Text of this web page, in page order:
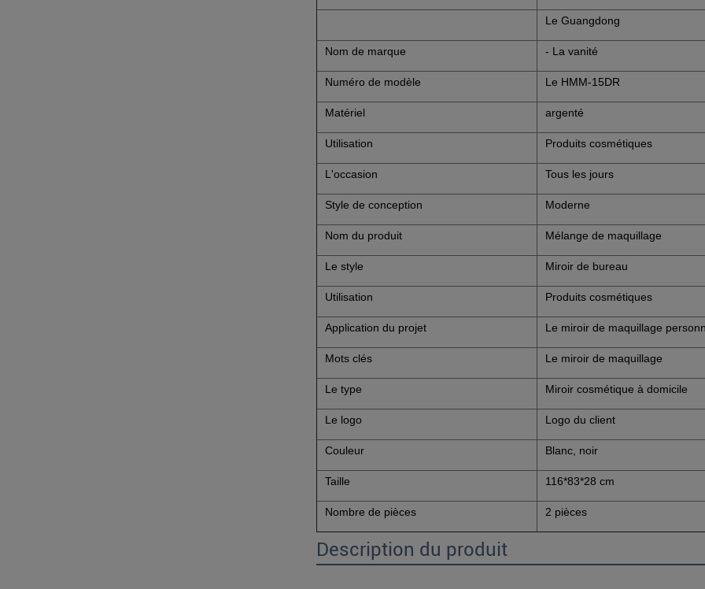
Le Guangdong
Nom de marque - La vanité
Numéro de modèle Le HMM-15DR
Matériel argenté
Utilisation Produits cosmétiques
L'occasion Tous les jours
Style de conception Moderne
Nom du produit Mélange de maquillage
Le style Miroir de bureau
Utilisation Produits cosmétiques
Application du projet Le miroir de maquillage
Mots clés Le miroir de maquillage
Le type Miroir cosmétique à domicile
Le logo Logo du client
Couleur Blanc, noir
Taille 116*83*28 cm
Nombre de pièces 2 pièces
Description du produit